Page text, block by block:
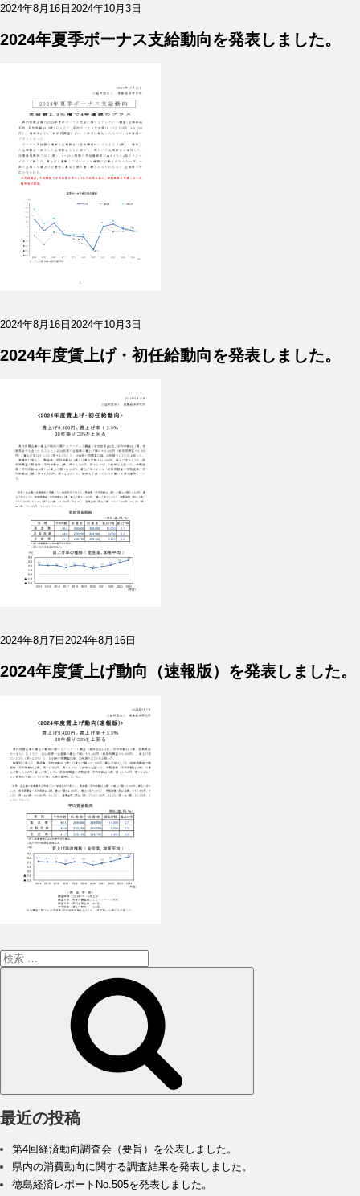
投
日:
2024年8月16日 2024年10月3日
2024年夏季ボーナス支給動向を発表しました。
投
日:
2024年8月16日 2024年10月3日
2024年度賃上げ・初任給動向を発表しました。
投
日:
2024年8月7日 2024年8月16日
2024年度賃上げ動向（速報版）を発表しました。
検
索:
最近の投稿
第4回経済動向調査会（要旨）を公表しました。
県内の消費動向に関する調査結果を発表しました。
徳島経済レポートNo.505を発表しました。